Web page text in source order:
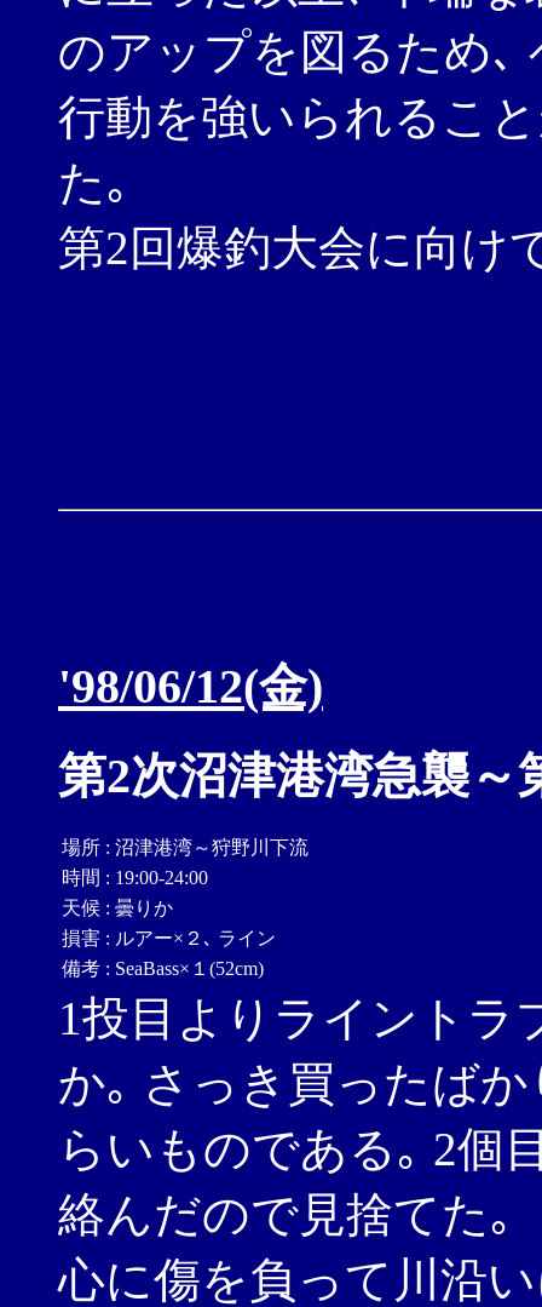
のアップを図るため､
行動を強いられるこ
た｡
第2回爆釣大会に向け
'98/06/12(金)
第2次沼津港湾急襲～
場所 : 沼津港湾～狩野川下流
時間 : 19:00-24:00
天候 : 曇りか
損害 : ルアー×２､ ライン
備考 : SeaBass×１(52cm)
1投目よりライントラ
か｡ さっき買ったば
らいものである｡ 2個
絡んだので見捨てた｡
心に傷を負って川沿